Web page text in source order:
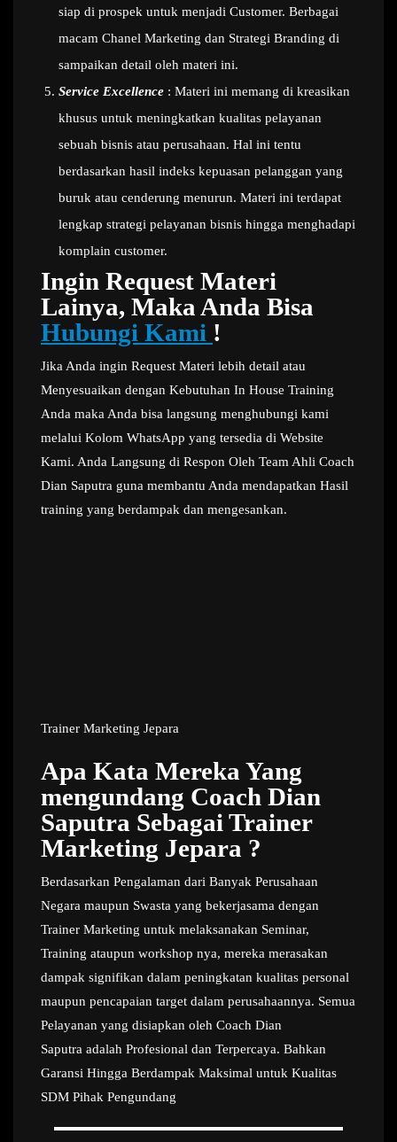
siap di prospek untuk menjadi Customer. Berbagai
macam Chanel Marketing dan Strategi Branding di
sampaikan detail oleh materi ini.
Service Excellence : Materi ini memang di kreasikan
khusus untuk meningkatkan kualitas pelayanan
sebuah bisnis atau perusahaan. Hal ini tentu
berdasarkan hasil indeks kepuasan pelanggan yang
buruk atau cenderung menurun. Materi ini terdapat
lengkap strategi pelayanan bisnis hingga menghadapi
komplain customer.
Ingin Request Materi
Lainya, Maka Anda Bisa
Hubungi Kami !
Jika Anda ingin Request Materi lebih detail atau
Menyesuaikan dengan Kebutuhan In House Training
Anda maka Anda bisa langsung menghubungi kami
melalui Kolom WhatsApp yang tersedia di Website
Kami. Anda Langsung di Respon Oleh Team Ahli Coach
Dian Saputra guna membantu Anda mendapatkan Hasil
training yang berdampak dan mengesankan.
Trainer Marketing Jepara
Apa Kata Mereka Yang
mengundang Coach Dian
Saputra Sebagai Trainer
Marketing Jepara ?
Berdasarkan Pengalaman dari Banyak Perusahaan
Negara maupun Swasta yang bekerjasama dengan
Trainer Marketing untuk melaksanakan Seminar,
Training ataupun workshop nya, mereka merasakan
dampak signifikan dalam peningkatan kualitas personal
maupun pencapaian target dalam perusahaannya. Semua
Pelayanan yang disiapkan oleh Coach Dian
Saputra adalah Profesional dan Terpercaya. Bahkan
Garansi Hingga Berdampak Maksimal untuk Kualitas
SDM Pihak Pengundang